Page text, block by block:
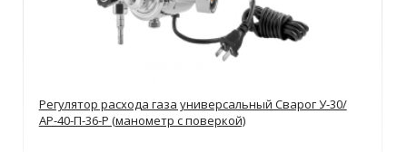
Регулятор расхода газа универсальный Сварог У-30/
АР-40-П-36-Р (манометр с поверкой)